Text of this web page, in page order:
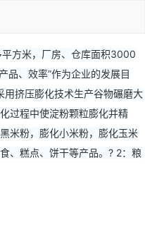
方米，厂房、仓库面积3000
品、效率”作为企业的发展目
用挤压膨化技术生产谷物碾磨大
过程中使淀粉颗粒膨化并精
米粉，膨化小米粉，膨化玉米
、糕点、饼干等产品。? 2：粮